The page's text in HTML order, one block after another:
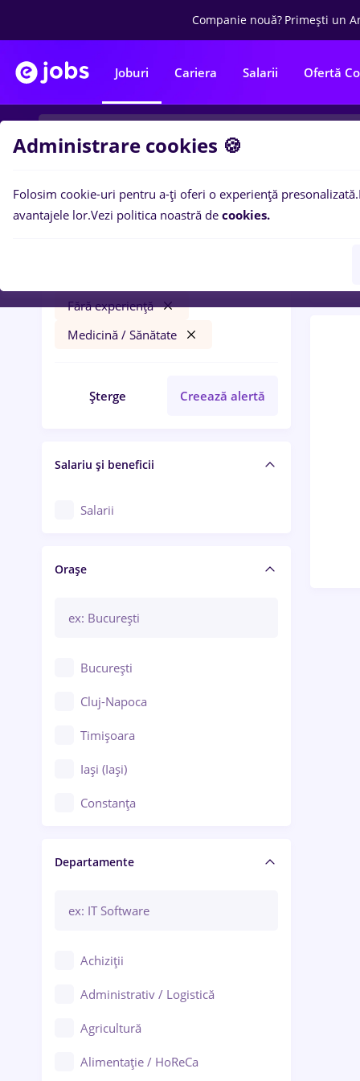
Companie nouă? Primești un
Joburi Cariera Salarii Ofertă
Filtre
Fără experiență
Medicină / Sănătate
Șterge Creează alertă
Salariu și beneficii
Salarii
Orașe
București
Cluj-Napoca
Timișoara
Iași (Iași)
Constanța
Brașov
Bacău
Galați (Galați)
Ploiești
Departamente
Achiziții
Administrativ / Logistică
Agricultură
Alimentație / HoReCa
0
Administrare cookies 🍪
Folosim cookie-uri pentru a-ți oferi o experiență presonalizată.
avantajele lor.Vezi politica noastră de cookies.